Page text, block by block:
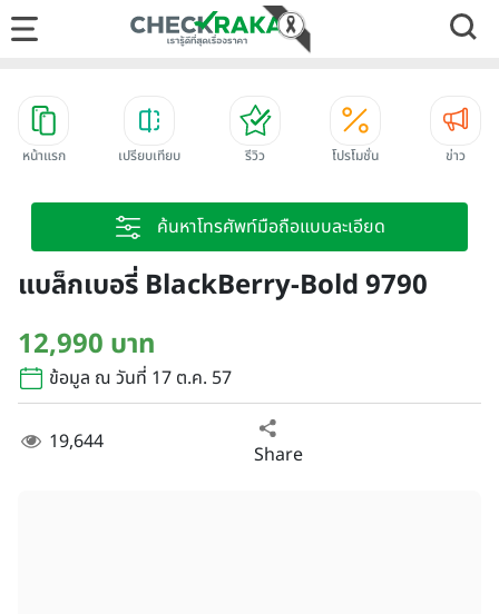
หน้าแรก เปรียบเทียบ รีวิว โปรโมชั่น ข่าว
ค้นหาโทรศัพท์มือถือแบบละเอียด
แบล็กเบอรี่ BlackBerry-Bold 9790
12,990 บาท
ข้อมูล ณ วันที่ 17 ต.ค. 57
19,644 Share